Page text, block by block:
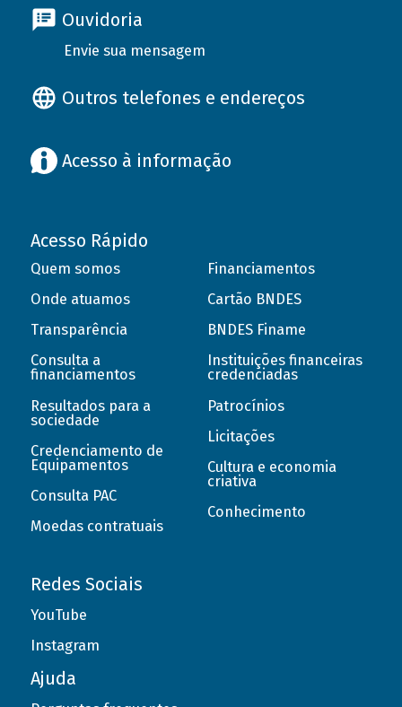
Ouvidoria
Envie sua mensagem
Outros telefones e endereços
Acesso à informação
Acesso Rápido
Quem somos
Onde atuamos
Transparência
Consulta a
financiamentos
Resultados para a
sociedade
Credenciamento de
Equipamentos
Consulta PAC
Moedas contratuais
Financiamentos
Cartão BNDES
BNDES Finame
Instituições financeiras
credenciadas
Patrocínios
Licitações
Cultura e economia
criativa
Conhecimento
Redes Sociais
YouTube
Instagram
Ajuda